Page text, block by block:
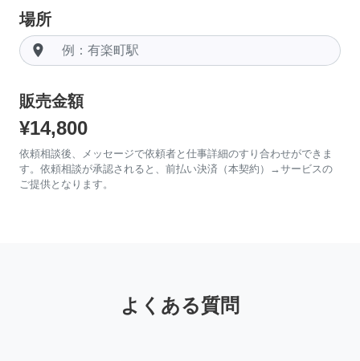
場所
room
販売金額
¥14,800
依頼相談後、メッセージで依頼者と仕事詳細のすり合わせができま
す。依頼相談が承認されると、前払い決済（本契約）→サービスの
ご提供となります。
よくある質問